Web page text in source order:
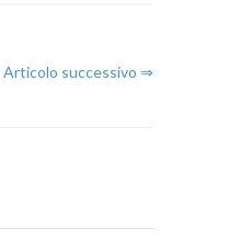
Articolo successivo ⇒